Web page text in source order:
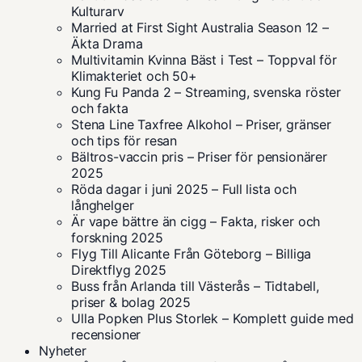
Kulturarv
Married at First Sight Australia Season 12 –
Äkta Drama
Multivitamin Kvinna Bäst i Test – Toppval för
Klimakteriet och 50+
Kung Fu Panda 2 – Streaming, svenska röster
och fakta
Stena Line Taxfree Alkohol – Priser, gränser
och tips för resan
Bältros-vaccin pris – Priser för pensionärer
2025
Röda dagar i juni 2025 – Full lista och
långhelger
Är vape bättre än cigg – Fakta, risker och
forskning 2025
Flyg Till Alicante Från Göteborg – Billiga
Direktflyg 2025
Buss från Arlanda till Västerås – Tidtabell,
priser & bolag 2025
Ulla Popken Plus Storlek – Komplett guide med
recensioner
Nyheter